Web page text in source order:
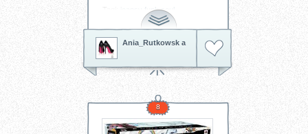
funk soul
Ania_Rutkowsk a
8